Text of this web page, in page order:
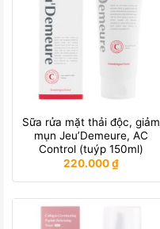
Sữa rửa mặt thải độc, giảm
mụn Jeu’Demeure, AC
Control (tuýp 150ml)
220.000₫